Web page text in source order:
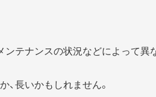
テナンスの状況などによって異
長いかもしれません。